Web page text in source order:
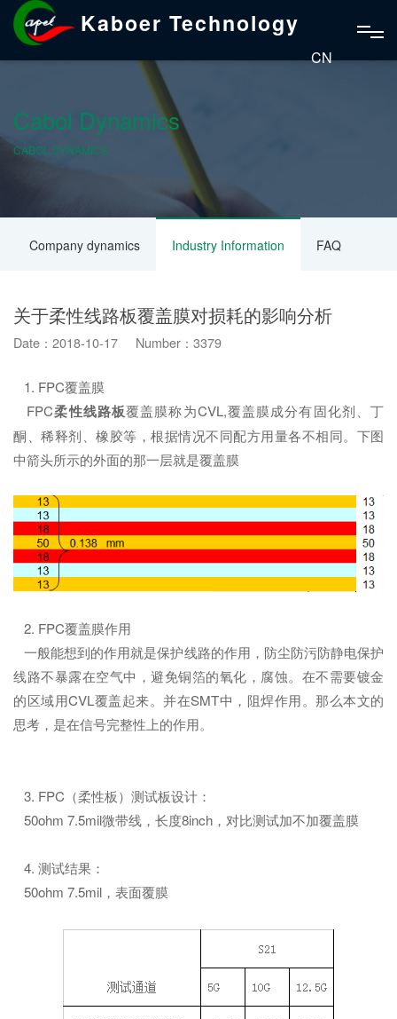
Kaboer Technology
CN
Cabol Dynamics
CABOL DYNAMICS
Company dynamics Industry Information FAQ
关于柔性线路板覆盖膜对损耗的影响分析
Date：2018-10-17 Number：3379
1. FPC覆盖膜
FPC柔性线路板覆盖膜称为CVL,覆盖膜成分有固化剂、丁
酮、稀释剂、橡胶等，根据情况不同配方用量各不相同。下图
中箭头所示的外面的那一层就是覆盖膜
2. FPC覆盖膜作用
一般能想到的作用就是保护线路的作用，防尘防污防静电保护
线路不暴露在空气中，避免铜箔的氧化，腐蚀。在不需要镀金
的区域用CVL覆盖起来。并在SMT中，阻焊作用。那么本文的
思考，是在信号完整性上的作用。
3. FPC（柔性板）测试板设计：
50ohm 7.5mil微带线，长度8inch，对比测试加不加覆盖膜
4. 测试结果：
50ohm 7.5mil，表面覆膜